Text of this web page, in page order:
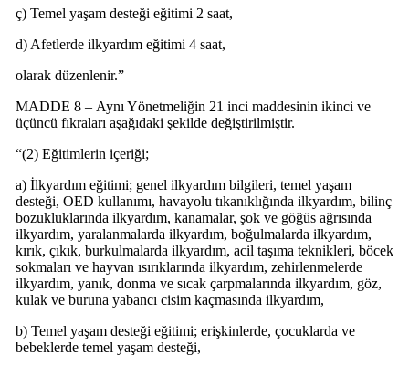
ç) Temel yaşam desteği eğitimi 2 saat,
d) Afetlerde ilkyardım eğitimi 4 saat,
olarak düzenlenir.”
MADDE 8 – Aynı Yönetmeliğin 21 inci maddesinin ikinci ve
üçüncü fıkraları aşağıdaki şekilde değiştirilmiştir.
“(2) Eğitimlerin içeriği;
a) İlkyardım eğitimi; genel ilkyardım bilgileri, temel yaşam
desteği, OED kullanımı, havayolu tıkanıklığında ilkyardım, bilinç
bozukluklarında ilkyardım, kanamalar, şok ve göğüs ağrısında
ilkyardım, yaralanmalarda ilkyardım, boğulmalarda ilkyardım,
kırık, çıkık, burkulmalarda ilkyardım, acil taşıma teknikleri, böcek
sokmaları ve hayvan ısırıklarında ilkyardım, zehirlenmelerde
ilkyardım, yanık, donma ve sıcak çarpmalarında ilkyardım, göz,
kulak ve buruna yabancı cisim kaçmasında ilkyardım,
b) Temel yaşam desteği eğitimi; erişkinlerde, çocuklarda ve
bebeklerde temel yaşam desteği,